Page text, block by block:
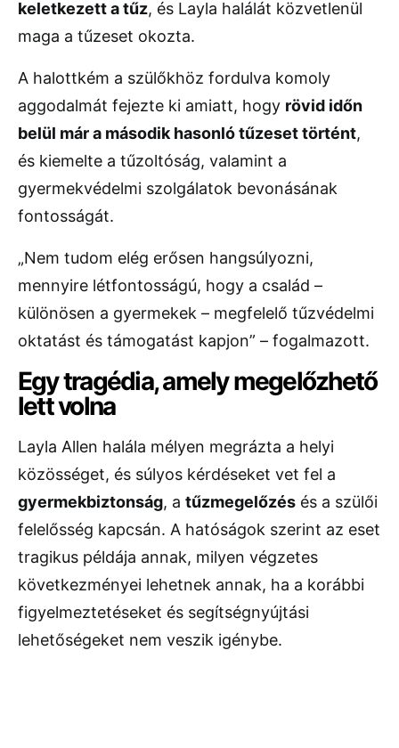
keletkezett a tűz, és Layla halálát közvetlenül
maga a tűzeset okozta.
A halottkém a szülőkhöz fordulva komoly
aggodalmát fejezte ki amiatt, hogy rövid időn
belül már a második hasonló tűzeset történt,
és kiemelte a tűzoltóság, valamint a
gyermekvédelmi szolgálatok bevonásának
fontosságát.
„Nem tudom elég erősen hangsúlyozni,
mennyire létfontosságú, hogy a család –
különösen a gyermekek – megfelelő tűzvédelmi
oktatást és támogatást kapjon” – fogalmazott.
Egy tragédia, amely megelőzhető
lett volna
Layla Allen halála mélyen megrázta a helyi
közösséget, és súlyos kérdéseket vet fel a
gyermekbiztonság, a tűzmegelőzés és a szülői
felelősség kapcsán. A hatóságok szerint az eset
tragikus példája annak, milyen végzetes
következményei lehetnek annak, ha a korábbi
figyelmeztetéseket és segítségnyújtási
lehetőségeket nem veszik igénybe.